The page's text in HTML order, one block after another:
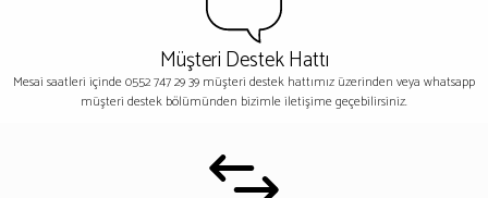
Müşteri Destek Hattı
Mesai saatleri içinde 0552 747 29 39 müşteri destek hattımız üzerinden veya whatsapp
müşteri destek bölümünden bizimle iletişime geçebilirsiniz.